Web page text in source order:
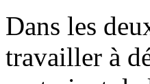
Dans les
travailler à